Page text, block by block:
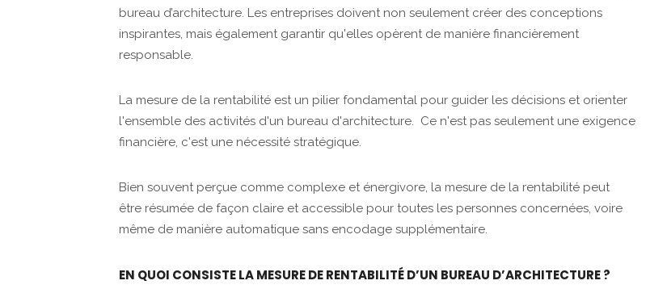
bureau d’architecture. Les entreprises doivent non seulement créer des conceptions
inspirantes, mais également garantir qu'elles opèrent de manière financièrement
responsable.
La mesure de la rentabilité est un pilier fondamental pour guider les décisions et orienter
l'ensemble des activités d'un bureau d'architecture. Ce n'est pas seulement une exigence
financière, c'est une nécessité stratégique.
Bien souvent perçue comme complexe et énergivore, la mesure de la rentabilité peut
être résumée de façon claire et accessible pour toutes les personnes concernées, voire
même de manière automatique sans encodage supplémentaire.
EN QUOI CONSISTE LA MESURE DE RENTABILITÉ D’UN BUREAU D’ARCHITECTURE ?